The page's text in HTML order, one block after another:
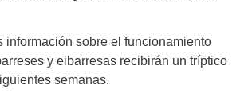
información sobre el funcionamiento
y eibarresas recibirán un tríptico
semanas.